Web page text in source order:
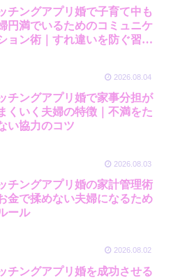
チングアプリ婚で子育て中も
円満でいるためのコミュニケ
ョン術｜すれ違いを防ぐ習慣
2026.08.04
チングアプリ婚で家事分担が
くいく夫婦の特徴｜不満をた
い協力のコツ
2026.08.03
チングアプリ婚の家計管理術
お金で揉めない夫婦になるため
ール
2026.08.02
チングアプリ婚を成功させる